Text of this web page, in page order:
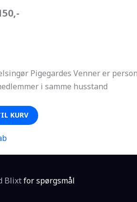
Pigegardes Venner er
i samme husstand
KURV
Blixtfor spørgsmål